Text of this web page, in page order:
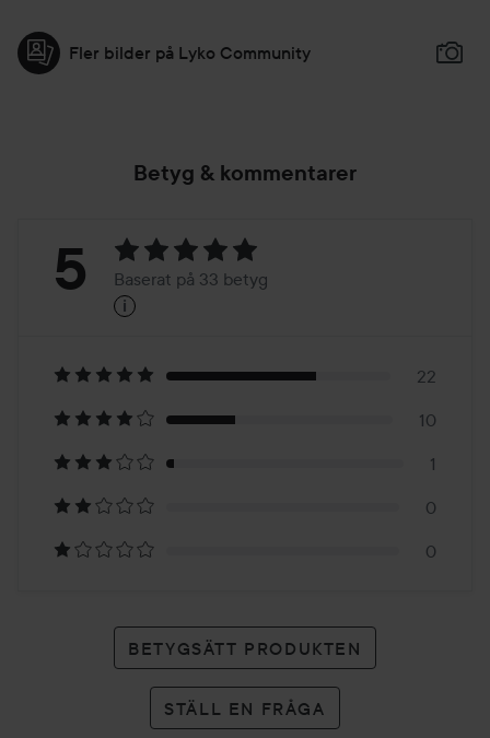
Fler bilder på Lyko Community
Betyg & kommentarer
Betyg:
Baserat
på
33
betyg
5 Baserat på 33 betyg
i
22
10
1
0
0
BETYGSÄTT PRODUKTEN
STÄLL EN FRÅGA